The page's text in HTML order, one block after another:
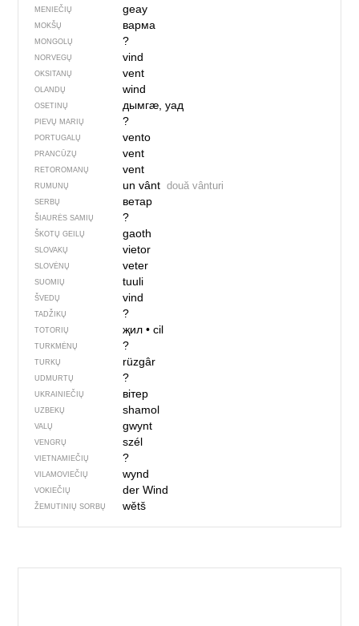
MENIEČIŲ geay
MOKŠŲ варма
MONGOLŲ ?
NORVEGŲ vind
OKSITANŲ vent
OLANDŲ wind
OSETINŲ дымгӕ, уад
PIEVŲ MARIŲ ?
PORTUGALŲ vento
PRANCŪZŲ vent
RETOROMANŲ vent
RUMUNŲ un vânt două vânturi
SERBŲ ветар
ŠIAURĖS SAMIŲ ?
ŠKOTŲ GEILŲ gaoth
SLOVAKŲ vietor
SLOVĖNŲ veter
SUOMIŲ tuuli
ŠVEDŲ vind
TADŽIKŲ ?
TOTORIŲ җил• cil
TURKMĖNŲ ?
TURKŲ rüzgâr
UDMURTŲ ?
UKRAINIEČIŲ вітер
UZBEKŲ shamol
VALŲ gwynt
VENGRŲ szél
VIETNAMIEČIŲ ?
VILAMOVIEČIŲ wynd
VOKIEČIŲ der Wind
ŽEMUTINIŲ SORBŲ wětš